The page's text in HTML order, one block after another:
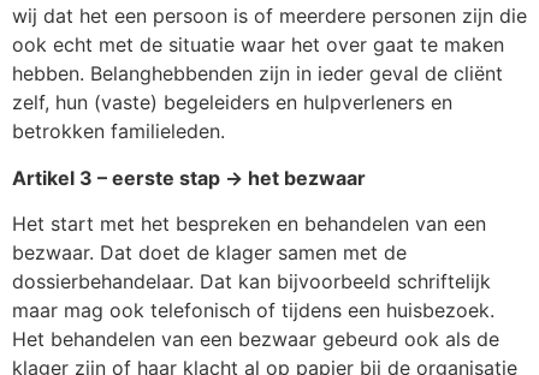
wij dat het een persoon is of meerdere personen zijn die
ook echt met de situatie waar het over gaat te maken
hebben. Belanghebbenden zijn in ieder geval de cliënt
zelf, hun (vaste) begeleiders en hulpverleners en
betrokken familieleden.
Artikel 3 – eerste stap -> het bezwaar
Het start met het bespreken en behandelen van een
bezwaar. Dat doet de klager samen met de
dossierbehandelaar. Dat kan bijvoorbeeld schriftelijk
maar mag ook telefonisch of tijdens een huisbezoek.
Het behandelen van een bezwaar gebeurd ook als de
klager zijn of haar klacht al op papier bij de organisatie